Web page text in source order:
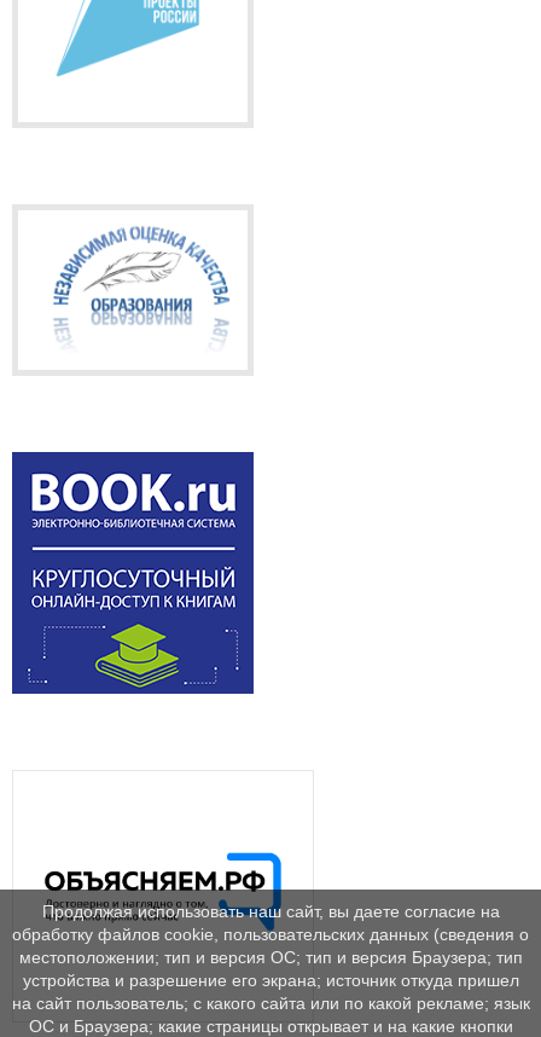
Продолжая использовать наш сайт, вы даете согласие на
обработку файлов cookie, пользовательских данных (сведения о
местоположении; тип и версия ОС; тип и версия Браузера; тип
устройства и разрешение его экрана; источник откуда пришел
на сайт пользователь; с какого сайта или по какой рекламе; язык
ОС и Браузера; какие страницы открывает и на какие кнопки